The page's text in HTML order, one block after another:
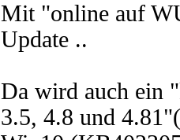
Mit "online auf
Update ..
Da wird auch ein
3.5, 4.8 und